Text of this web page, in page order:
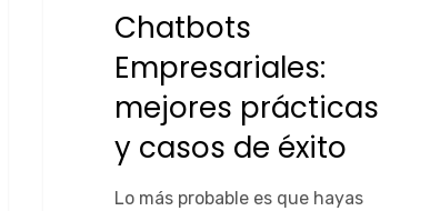
Chatbots
Empresariales:
mejores prácticas
y casos de éxito
Lo más probable es que hayas